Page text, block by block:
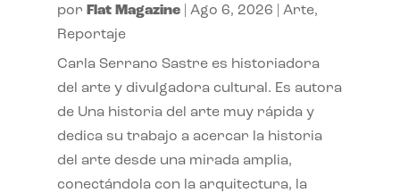
por Flat Magazine| Ago 6, 2026 Arte,
Reportaje
Carla Serrano Sastre es historiadora
del arte y divulgadora cultural. Es autora
de Una historia del arte muy rápida y
dedica su trabajo a acercar la historia
del arte desde una mirada amplia,
conectándola con la arquitectura, la